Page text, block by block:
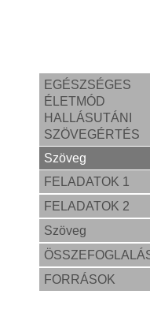
EGÉSZSÉGES
ÉLETMÓD
HALLÁSUTÁNI
SZÖVEGÉRTÉS
Szöveg
FELADATOK 1
FELADATOK 2
Szöveg
FORRÁSOK